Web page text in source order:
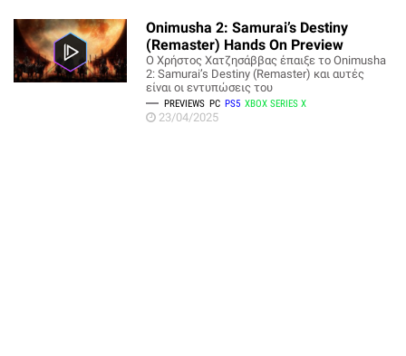
Onimusha 2: Samurai’s Destiny
(Remaster) Hands On Preview
O Χρήστος Χατζησάββας έπαιξε το Onimusha
2: Samurai’s Destiny (Remaster) και αυτές
είναι οι εντυπώσεις του
PREVIEWS PC PS5 XBOX SERIES X
23/04/2025